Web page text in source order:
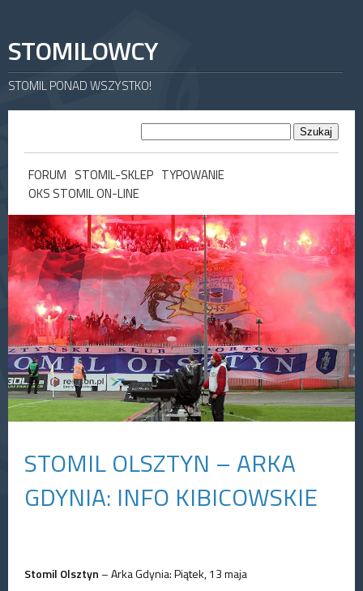
STOMILOWCY
STOMIL PONAD WSZYSTKO!
FORUM STOMIL-SKLEP TYPOWANIE
OKS STOMIL ON-LINE
STOMIL OLSZTYN – ARKA
GDYNIA: INFO KIBICOWSKIE
Stomil Olsztyn – Arka Gdynia: Piątek, 13 maja